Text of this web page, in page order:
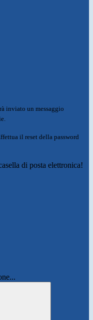
inviato un messaggio
il reset della password
di posta elettronica!